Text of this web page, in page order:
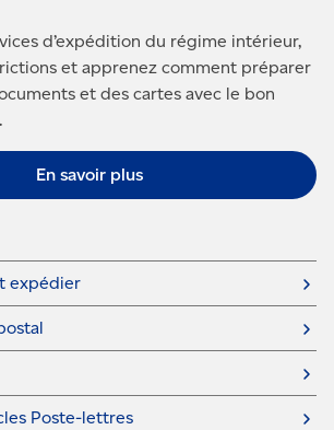
d’expédition du régime intérieur,
et apprenez comment préparer
et des cartes avec le bon
En savoir plus
expédier
Poste-lettres